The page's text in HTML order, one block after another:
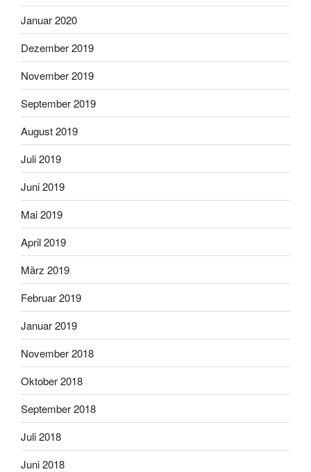
Januar 2020
Dezember 2019
November 2019
September 2019
August 2019
Juli 2019
Juni 2019
Mai 2019
April 2019
März 2019
Februar 2019
Januar 2019
November 2018
Oktober 2018
September 2018
Juli 2018
Juni 2018